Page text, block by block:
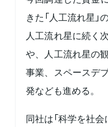
きた「人工流れ星
人工流れ星に続く
や、人工流れ星の
事業、スペースデ
発なども進める。
同社は「科学を社